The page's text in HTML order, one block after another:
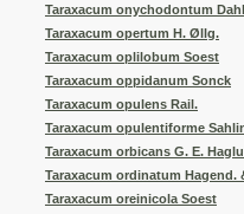
Taraxacum onychodontum
Taraxacum opertum H. Øllg.
Taraxacum oplilobum Soest
Taraxacum oppidanum Sonck
Taraxacum opulens Rail.
Taraxacum opulentiforme
Taraxacum orbicans G. E.
Taraxacum ordinatum Hagend.
Taraxacum oreinicola Soest